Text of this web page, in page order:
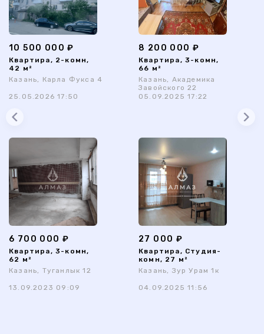
10 500 000 ₽
Квартира, 2-комн,
42 м²
Казань, Карла Фукса 4
25.05.2026 17:50
8 200 000 ₽
Квартира, 3-комн,
66 м²
Казань, Академика
Завойского 22
05.09.2025 17:22
6 700 000 ₽
Квартира, 3-комн,
62 м²
Казань, Туганлык 12
13.09.2023 09:09
27 000 ₽
Квартира, Студия-
комн, 27 м²
Казань, Зур Урам 1к
04.09.2025 11:56